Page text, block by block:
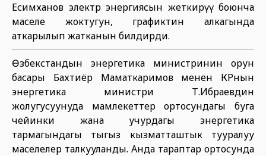
Есимханов электр энергиясын жеткирүү боюнча
маселе жоктугун, графиктин алкагында
аткарылып жатканын билдирди.
Өзбекстандын энергетика министринин орун
басары Бахтиёр Маматкаримов менен КРнын
энергетика министри Т.Ибраевдин
жолугусуунуда мамлекеттер ортосундагы буга
чейинки жана учурдагы энергетика
тармагындагы тыгыз кызматташтык тууралуу
маселелер талкууланды. Анда тараптар ортосунда